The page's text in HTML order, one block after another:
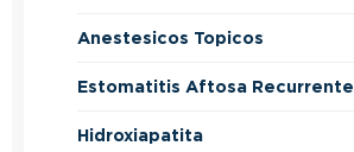
Anestesicos Topicos
Estomatitis Aftosa Recurrente
Hidroxiapatita